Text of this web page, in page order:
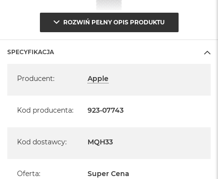
a
c
B
k
5
B
a
ROZWIŃ PEŁNY OPIS PRODUKTU
SPECYFIKACJA
Producent: Apple
Kod producenta: 923-07743
Kod dostawcy: MQH33
Oferta: Super Cena